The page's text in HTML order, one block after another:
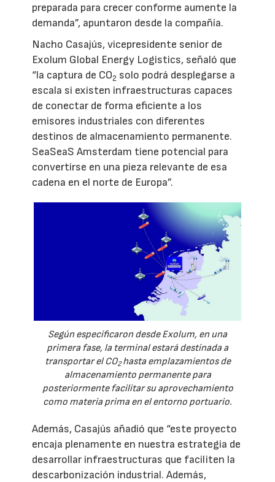
preparada para crecer conforme aumente la
demanda”, apuntaron desde la compañía.
Nacho Casajús, vicepresidente senior de
Exolum Global Energy Logistics, señaló que
“la captura de CO2 solo podrá desplegarse a
escala si existen infraestructuras capaces
de conectar de forma eficiente a los
emisores industriales con diferentes
destinos de almacenamiento permanente.
SeaSeaS Amsterdam tiene potencial para
convertirse en una pieza relevante de esa
cadena en el norte de Europa”.
Según especificaron desde Exolum, en una
primera fase, la terminal estará destinada a
transportar el CO2hasta emplazamientos de
almacenamiento permanente para
posteriormente facilitar su aprovechamiento
como materia prima en el entorno portuario.
Además, Casajús añadió que “este proyecto
encaja plenamente en nuestra estrategia de
desarrollar infraestructuras que faciliten la
descarbonización industrial. Además,